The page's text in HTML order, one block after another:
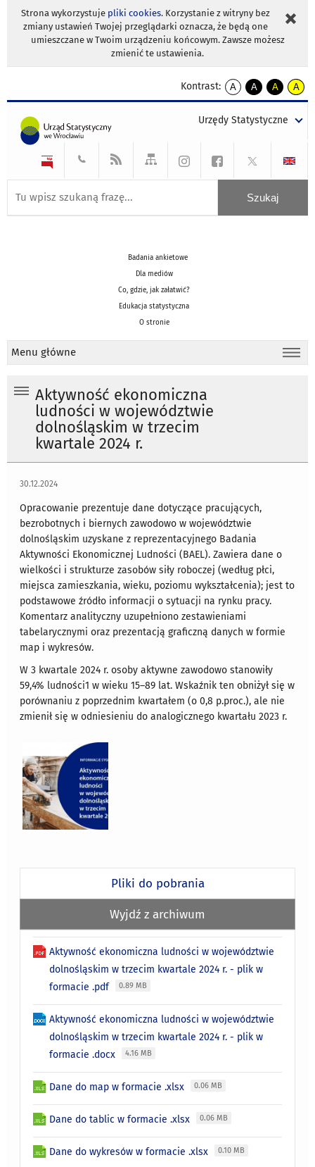
Strona wykorzystuje pliki cookies. Korzystanie z witryny bez
zmiany ustawień Twojej przeglądarki oznacza, że będą one
umieszczane w Twoim urządzeniu końcowym. Zawsze możesz
zmienić te ustawienia.
Kontrast:
A
kontrast
A
kontrast
tekst
czarnym
A
kontrast
tekst
czarnym
A
tekst
żółtym
Urzędy Statystyczne
Badania ankietowe
Dla mediów
Co, gdzie, jak załatwić?
Edukacja statystyczna
O stronie
Menu główne
Aktywność ekonomiczna
ludności w województwie
dolnośląskim w trzecim
kwartale 2024 r.
30.12.2024
Opracowanie prezentuje dane dotyczące pracujących,
bezrobotnych i biernych zawodowo w województwie
dolnośląskim uzyskane z reprezentacyjnego Badania
Aktywności Ekonomicznej Ludności (BAEL). Zawiera dane o
wielkości i strukturze zasobów siły roboczej (według płci,
miejsca zamieszkania, wieku, poziomu wykształcenia); jest to
podstawowe źródło informacji o sytuacji na rynku pracy.
Komentarz analityczny uzupełniono zestawieniami
tabelarycznymi oraz prezentacją graficzną danych w formie
map i wykresów.
W 3 kwartale 2024 r. osoby aktywne zawodowo stanowiły
59,4% ludności1 w wieku 15–89 lat. Wskaźnik ten obniżył się w
porównaniu z poprzednim kwartałem (o 0,8 p.proc.), ale nie
zmienił się w odniesieniu do analogicznego kwartału 2023 r.
Pliki do pobrania
Wyjdź z archiwum
Aktywność ekonomiczna ludności w województwie
dolnośląskim w trzecim kwartale 2024 r. - plik w
formacie .pdf
0.89 MB
Aktywność ekonomiczna ludności w województwie
dolnośląskim w trzecim kwartale 2024 r. - plik w
formacie .docx
4.16 MB
Dane do map w formacie .xlsx 0.06 MB
Dane do tablic w formacie .xlsx 0.06 MB
Dane do wykresów w formacie .xlsx 0.10 MB